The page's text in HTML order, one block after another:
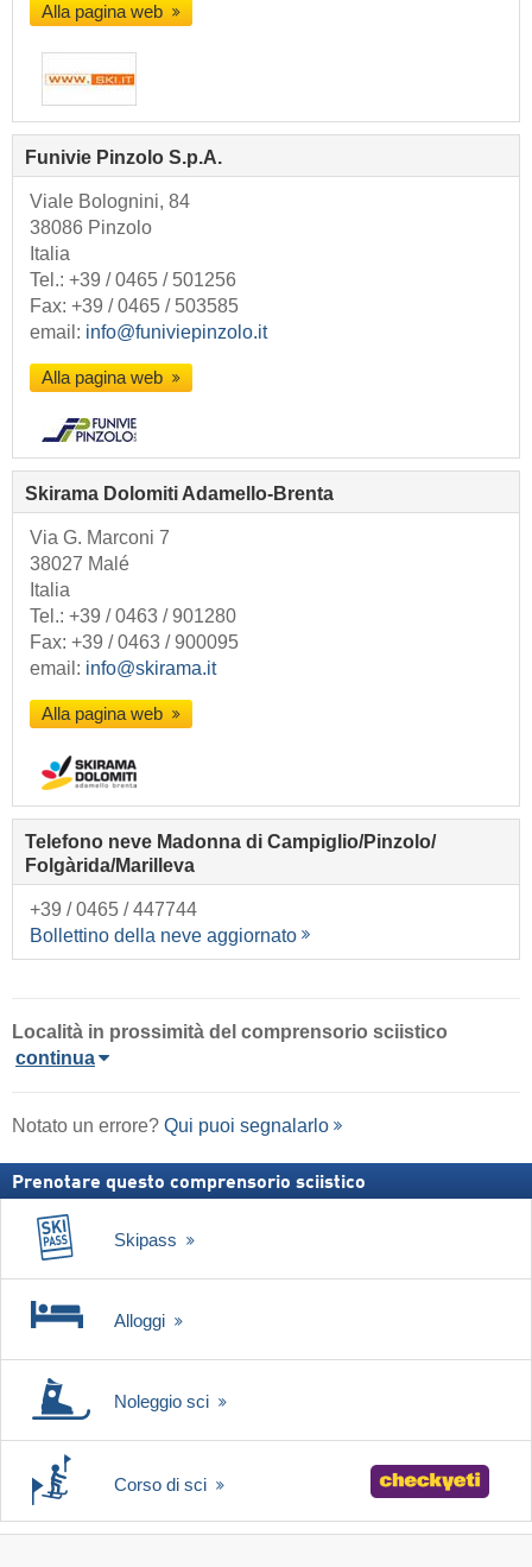
Alla pagina web
Funivie Pinzolo S.p.A.
Viale Bolognini, 84
38086 Pinzolo
Italia
Tel.: +39 / 0465 / 501256
Fax: +39 / 0465 / 503585
email: info@funiviepinzolo.it
Alla pagina web
Skirama Dolomiti Adamello-Brenta
Via G. Marconi 7
38027 Malé
Italia
Tel.: +39 / 0463 / 901280
Fax: +39 / 0463 / 900095
email: info@skirama.it
Alla pagina web
Telefono neve Madonna di Campiglio/​Pinzolo/​
Folgàrida/​Marilleva
+39 / 0465 / 447744
Bollettino della neve aggiornato
Località in prossimità del comprensorio sciistico
continua
Notato un errore? Qui puoi segnalarlo
Prenotare questo comprensorio sciistico
Skipass
Alloggi
Noleggio sci
Corso di sci